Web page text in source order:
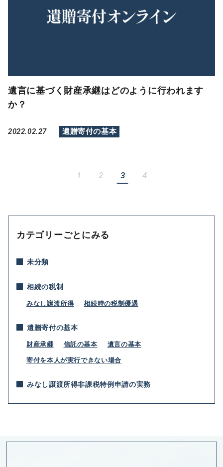
遺言に基づく財産承継はどのように行われます
か？
2022.02.27 遺贈寄付の基本
1 2 3 4
カテゴリーごとにみる
未分類
相続の税制
みなし譲渡所得 相続時の税制優遇
遺贈寄付の基本
財産承継 信託の基本 遺言の基本
寄付を本人が実行できない場合
みなし譲渡所得非課税特例申請の実務